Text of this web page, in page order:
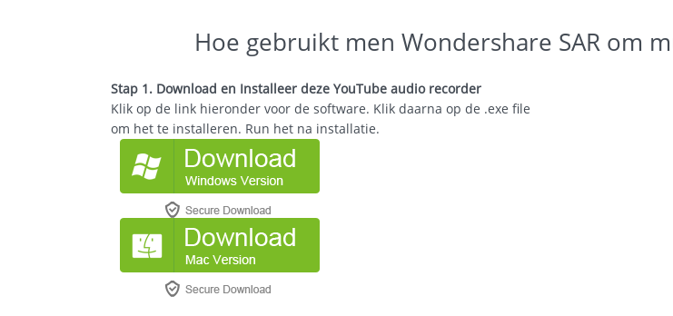
Hoe gebruikt men Wondershare SAR om
Stap 1. Download en Installeer deze YouTube audio recorder
Klik op de link hieronder voor de software. Klik daarna op de .exe file
om het te installeren. Run het na installatie.